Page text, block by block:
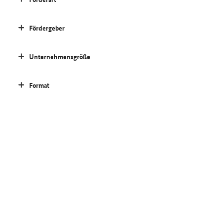
Fördergeber
Unternehmensgröße
Format